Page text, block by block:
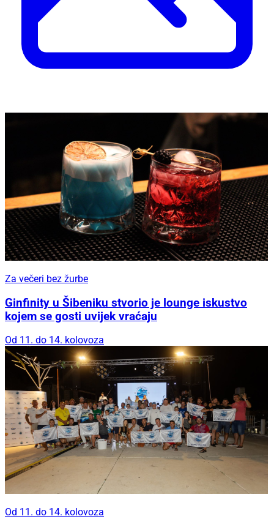
Za večeri bez žurbe
Ginfinity u Šibeniku stvorio je lounge iskustvo
kojem se gosti uvijek vraćaju
Od 11. do 14. kolovoza
Od 11. do 14. kolovoza